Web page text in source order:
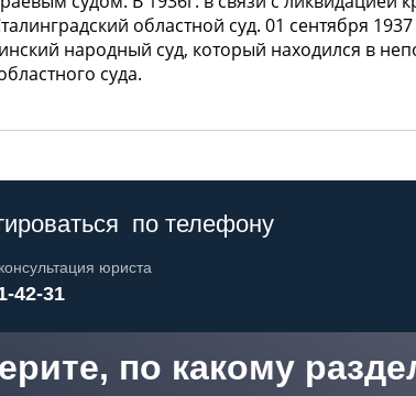
областной суд. 01 сентября
народный суд, который находился в
суда.